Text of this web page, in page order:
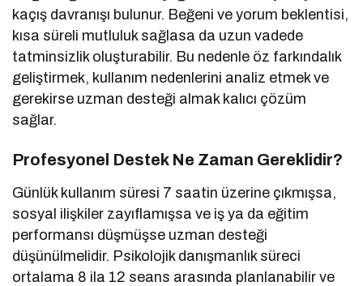
kaçış davranışı bulunur. Beğeni ve yorum beklentisi,
kısa süreli mutluluk sağlasa da uzun vadede
tatminsizlik oluşturabilir. Bu nedenle öz farkındalık
geliştirmek, kullanım nedenlerini analiz etmek ve
gerekirse uzman desteği almak kalıcı çözüm
sağlar.
Profesyonel Destek Ne Zaman Gereklidir?
Günlük kullanım süresi 7 saatin üzerine çıkmışsa,
sosyal ilişkiler zayıflamışsa ve iş ya da eğitim
performansı düşmüşse uzman desteği
düşünülmelidir. Psikolojik danışmanlık süreci
ortalama 8 ila 12 seans arasında planlanabilir ve